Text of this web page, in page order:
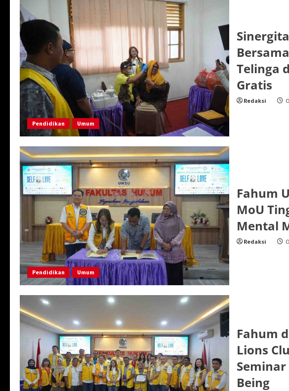
Pendidikan Umum
Telinga
Gratis
Redaksi
Pendidikan Umum
Fahum
MoU
Mental
Redaksi
Fahum
Lions
Being